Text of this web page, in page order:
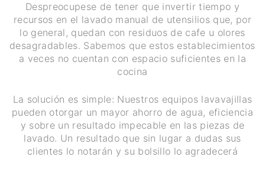
Despreocupese de tener que invertir tiempo y
recursos en el lavado manual de utensilios que, por
lo general, quedan con residuos de cafe u olores
desagradables. Sabemos que estos establecimientos
a veces no cuentan con espacio suficientes en la
cocina
La solución es simple: Nuestros equipos lavavajillas
pueden otorgar un mayor ahorro de agua, eficiencia
y sobre un resultado impecable en las piezas de
lavado. Un resultado que sin lugar a dudas sus
clientes lo notarán y su bolsillo lo agradecerá